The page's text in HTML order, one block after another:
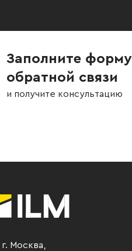
Заполните форму
обратной связи
и получите консультацию
г. Москва,